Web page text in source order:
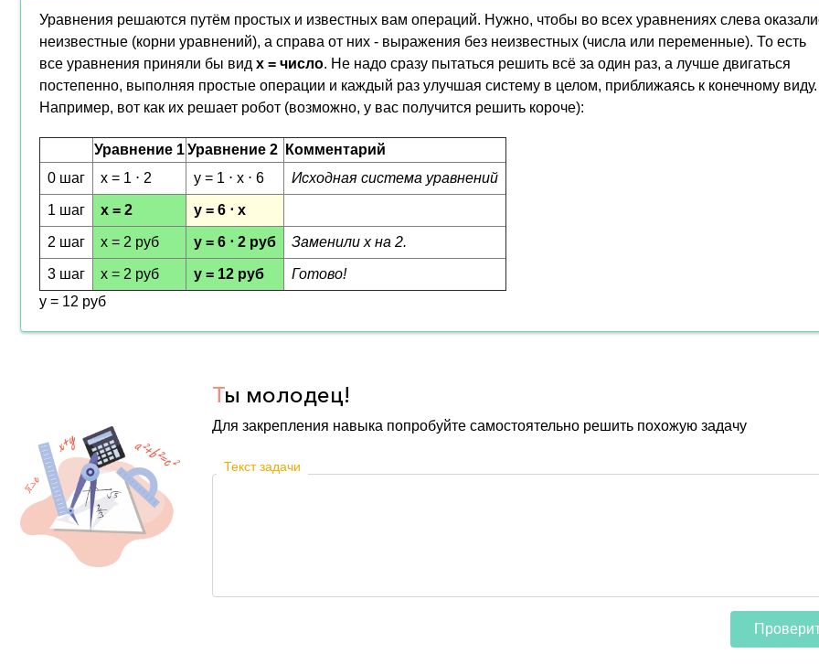
Уравнения решаются путём простых и известных вам операций. Нужно, чтобы во всех уравнениях слева
неизвестные (корни уравнений), а справа от них - выражения без неизвестных (числа или переменные). То есть
все уравнения приняли бы вид x = число. Не надо сразу пытаться решить всё за один раз, а лучше двигаться
постепенно, выполняя простые операции и каждый раз улучшая систему в целом, приближаясь к конечному виду.
Например, вот как их решает робот (возможно, у вас получится решить короче):
Уравнение 1Уравнение 2
Комментарий
0 шаг
x = 1 ⋅ 2 y = 1 ⋅ x ⋅ 6 Исходная система уравнений
1 шаг x = 2 y = 6 ⋅ x
2 шаг x = 2 руб y = 6 ⋅ 2 руб Заменили x на 2.
3 шаг x = 2 руб y = 12 руб
Готово!
y = 12 руб
Ты молодец!
Для закрепления навыка попробуйте самостоятельно решить похожую задачу
Текст задачи